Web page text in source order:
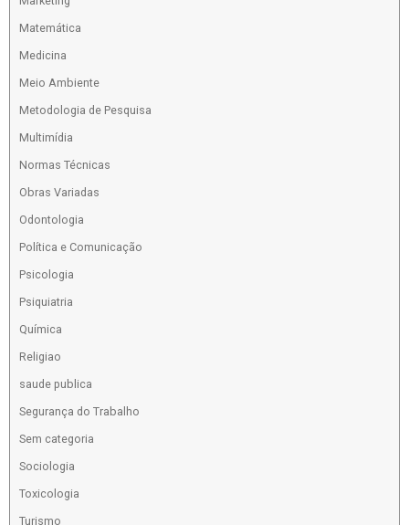
Matemática
Medicina
Meio Ambiente
Metodologia de Pesquisa
Multimídia
Normas Técnicas
Obras Variadas
Odontologia
Política e Comunicação
Psicologia
Psiquiatria
Química
Religiao
saude publica
Segurança do Trabalho
Sem categoria
Sociologia
Toxicologia
Turismo